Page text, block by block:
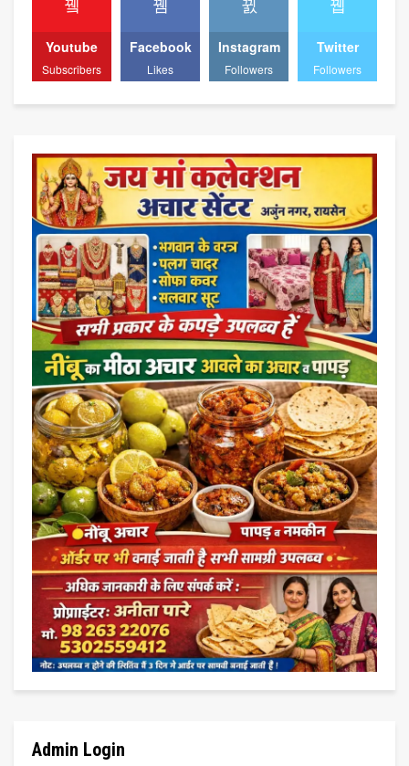
Youtube
Subscribers
Facebook
Likes
Instagram
Followers
Twitter
Followers
Admin Login